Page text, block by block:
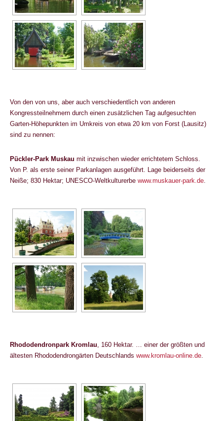
Von den von uns, aber auch verschiedentlich von anderen
Kongressteilnehmern durch einen zusätzlichen Tag aufgesuchten
Garten-Höhepunkten im Umkreis von etwa 20 km von Forst (Lausitz)
sind zu nennen:
Pückler-Park Muskau mit inzwischen wieder errichtetem Schloss.
Von P. als erste seiner Parkanlagen ausgeführt. Lage beiderseits der
Neiße; 830 Hektar; UNESCO-Weltkulturerbe www.muskauer-park.de
Rhododendronpark Kromlau , 160 Hektar. … einer der größten und
ältesten Rhododendrongärten Deutschlands www.kromlau-online.de